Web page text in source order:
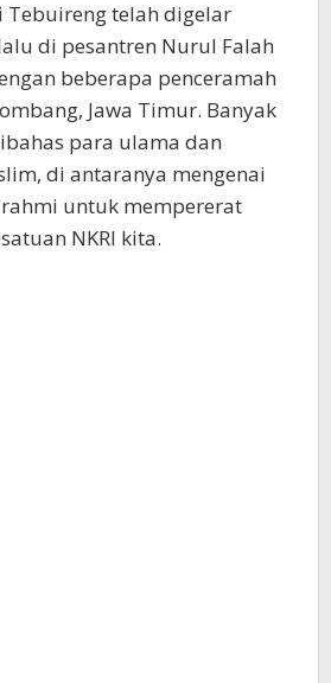
Tebuireng telah digelar
di pesantren Nurul Falah
beberapa penceramah
Jawa Timur. Banyak
para ulama dan
di antaranya mengenai
untuk mempererat
NKRI kita.